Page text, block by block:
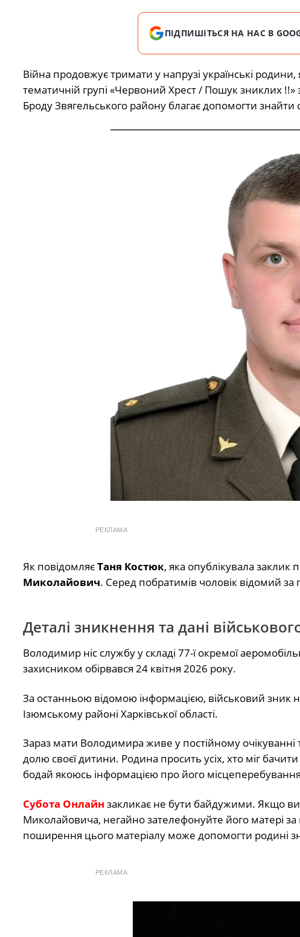
ПІДПИШІТЬСЯ НА НАС В
Війна продовжує тримати у напрузі українські
тематичній групі «Червоний Хрест / Пошук зниклих
Броду Звягельського району благає допомогти знайти
РЕКЛАМА
Як повідомляєТаня Костюк, яка опублікувала заклик
Миколайович. Серед побратимів чоловік відомий за
Деталі зникнення та дані
Володимир ніс службу у складі 77-ї окремої
захисником обірвався 24 квітня 2026 року.
За останньою відомою інформацією, військовий
Ізюмському районі Харківської області.
Зараз мати Володимира живе у постійному очікуванні
долю своєї дитини. Родина просить усіх, хто міг
бодай якоюсь інформацією про його
Субота Онлайн закликає не бути байдужими. Якщо
Миколайовича, негайно зателефонуйте його матері
поширення цього матеріалу може допомогти родині
РЕКЛАМА